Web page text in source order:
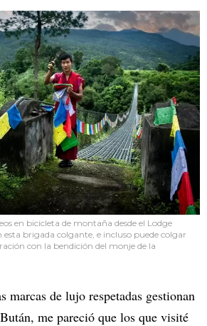
en bicicleta de montaña desde el Lodge
brigada colgante, e incluso puede colgar
con la bendición del monje de la
marcas de lujo respetadas gestionan
me pareció que los que visité